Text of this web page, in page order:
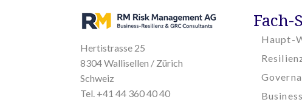
Hertistrasse 25
8304 Wallisellen / Zürich
Schweiz
Tel. +41 44 360 40 40
Fach-
Haupt-